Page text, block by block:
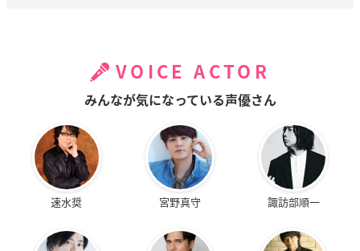
VOICE ACTOR
みんなが気になっている声優さん
速水奨 宮野真守 諏訪部順一